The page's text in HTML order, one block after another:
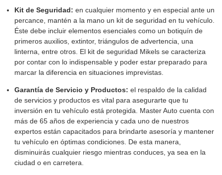
Kit de Seguridad: en cualquier momento y en especial ante un
percance, mantén a la mano un kit de seguridad en tu vehículo.
Éste debe incluir elementos esenciales como un botiquín de
primeros auxilios, extintor, triángulos de advertencia, una
linterna, entre otros. El kit de seguridad Mikels se caracteriza
por contar con lo indispensable y poder estar preparado para
marcar la diferencia en situaciones imprevistas.
Garantía de Servicio y Productos: el respaldo de la calidad
de servicios y productos es vital para asegurarte que tu
inversión en tu vehículo está protegida. Master Auto cuenta con
más de 65 años de experiencia y cada uno de nuestros
expertos están capacitados para brindarte asesoría y mantener
tu vehículo en óptimas condiciones. De esta manera,
disminuirás cualquier riesgo mientras conduces, ya sea en la
ciudad o en carretera.